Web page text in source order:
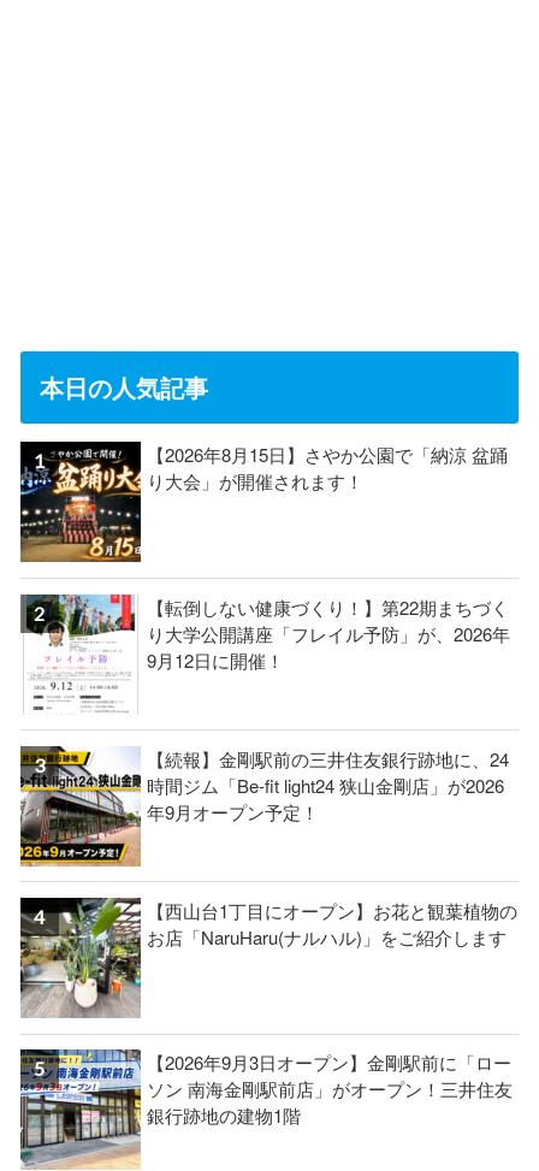
本日の人気記事
【2026年8月15日】さやか公園で「納涼 盆踊
り大会」が開催されます！
【転倒しない健康づくり！】第22期まちづく
り大学公開講座「フレイル予防」が、2026年
9月12日に開催！
【続報】金剛駅前の三井住友銀行跡地に、24
時間ジム「Be-fit light24 狭山金剛店」が2026
年9月オープン予定！
【西山台1丁目にオープン】お花と観葉植物の
お店「NaruHaru(ナルハル)」をご紹介します
【2026年9月3日オープン】金剛駅前に「ロー
ソン 南海金剛駅前店」がオープン！三井住友
銀行跡地の建物1階